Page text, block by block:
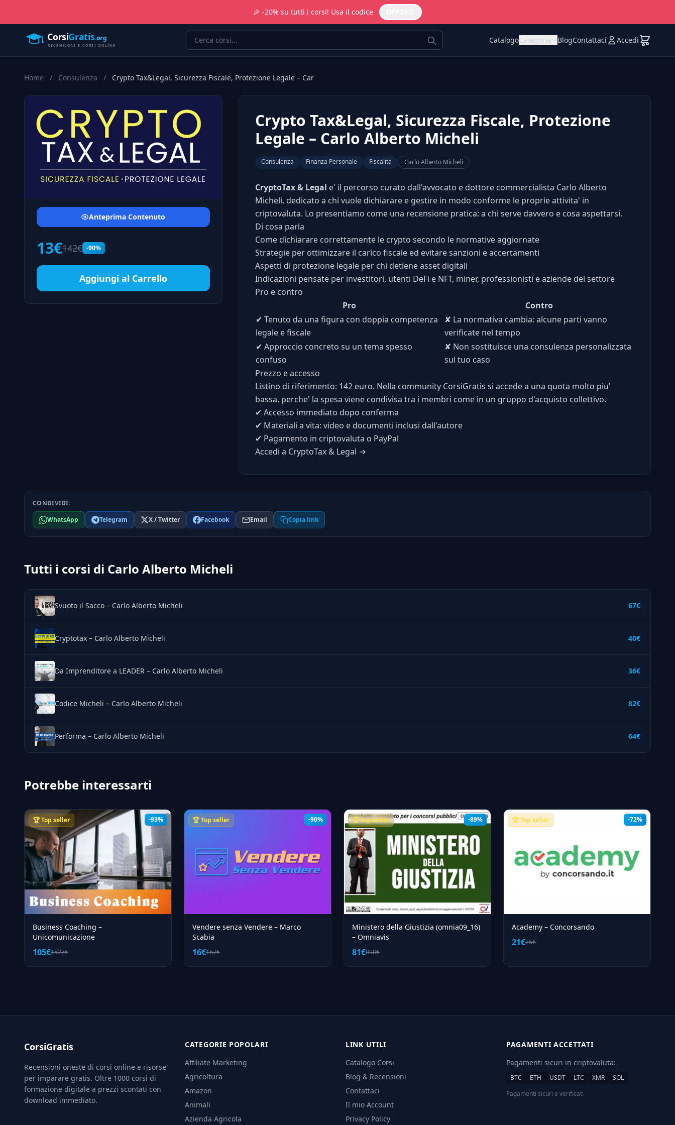
🎉 -20% su tutti i corsi! Usa il codice
CatalogoCategorie BlogContattaci Accedi
Home / Consulenza / Crypto Tax&Legal, Sicurezza Fiscale, Protezione Legale – Car
Anteprima Contenuto
13€142€ -90%
Aggiungi al Carrello
Crypto Tax&Legal, Sicurezza Fiscale, Protezione
Legale – Carlo Alberto Micheli
Consulenza Finanza Personale Fiscalita Carlo Alberto Micheli
CryptoTax & Legal e' il percorso curato dall'avvocato e dottore commercialista Carlo Alberto
Micheli, dedicato a chi vuole dichiarare e gestire in modo conforme le proprie attivita' in
criptovaluta. Lo presentiamo come una recensione pratica: a chi serve davvero e cosa aspettarsi.
Di cosa parla
Come dichiarare correttamente le crypto secondo le normative aggiornate
Strategie per ottimizzare il carico fiscale ed evitare sanzioni e accertamenti
Aspetti di protezione legale per chi detiene asset digitali
Indicazioni pensate per investitori, utenti DeFi e NFT, miner, professionisti e aziende del settore
Pro e contro
Pro
Contro
✔ Tenuto da una figura con doppia competenza
legale e fiscale
✘ La normativa cambia: alcune parti vanno
verificate nel tempo
✔ Approccio concreto su un tema spesso
confuso
✘ Non sostituisce una consulenza personalizzata
sul tuo caso
Prezzo e accesso
Listino di riferimento: 142 euro. Nella community CorsiGratis si accede a una quota molto piu'
bassa, perche' la spesa viene condivisa tra i membri come in un gruppo d'acquisto collettivo.
✔ Accesso immediato dopo conferma
✔ Materiali a vita: video e documenti inclusi dall'autore
✔ Pagamento in criptovaluta o PayPal
Accedi a CryptoTax & Legal →
CONDIVIDI:
WhatsApp
Telegram X / Twitter Facebook Email Copia link
Tutti i corsi di Carlo Alberto Micheli
Svuoto il Sacco – Carlo Alberto Micheli 67€
Cryptotax – Carlo Alberto Micheli 40€
Da Imprenditore a LEADER – Carlo Alberto Micheli 36€
Codice Micheli – Carlo Alberto Micheli 82€
Performa – Carlo Alberto Micheli 64€
Potrebbe interessarti
-93%
🏆 Top seller
Business Coaching –
Unicomunicazione
105€1527€
-90%
🏆 Top seller
Vendere senza Vendere – Marco
Scabia
16€167€
-89%
🏆 Top seller
Ministero della Giustizia (omnia09_16)
– Omniavis
81€808€
-72%
🏆 Top seller
Academy – Concorsando
21€76€
CorsiGratis
Recensioni oneste di corsi online e risorse
per imparare gratis. Oltre 1000 corsi di
formazione digitale a prezzi scontati con
download immediato.
CATEGORIE POPOLARI
Affiliate Marketing
Agricoltura
Amazon
Animali
Azienda Agricola
LINK UTILI
Catalogo Corsi
Blog & Recensioni
Contattaci
Il mio Account
Privacy Policy
PAGAMENTI ACCETTATI
Pagamenti sicuri in criptovaluta:
BTC ETH USDT LTC XMR
SOL
Pagamenti sicuri e verificati